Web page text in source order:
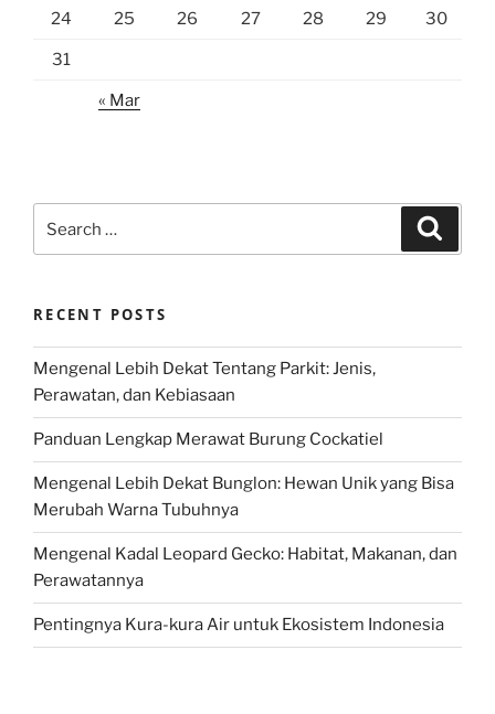
24 25 26 27 28 29 30
31
« Mar
for:
RECENT POSTS
Mengenal Lebih Dekat Tentang Parkit: Jenis,
Perawatan, dan Kebiasaan
Panduan Lengkap Merawat Burung Cockatiel
Mengenal Lebih Dekat Bunglon: Hewan Unik yang Bisa
Merubah Warna Tubuhnya
Mengenal Kadal Leopard Gecko: Habitat, Makanan, dan
Perawatannya
Pentingnya Kura-kura Air untuk Ekosistem Indonesia